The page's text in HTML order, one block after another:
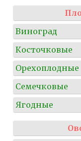
Виноград
Косточковые
Орехоплодные
Семечковые
Ягодные